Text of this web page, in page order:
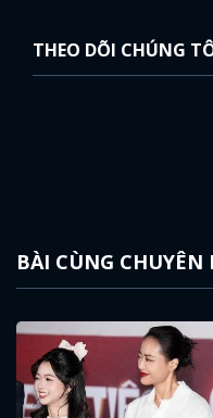
THEO DÕI CHÚNG
BÀI CÙNG CHUYÊN